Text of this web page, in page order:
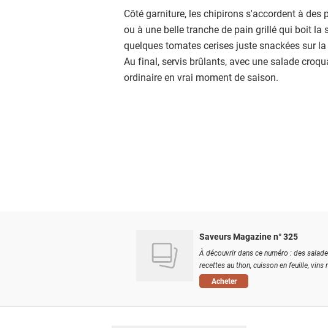
Côté garniture, les chipirons s'accordent à des
ou à une belle tranche de pain grillé qui boit la
quelques tomates cerises juste snackées sur
Au final, servis brûlants, avec une salade
ordinaire en vrai moment de saison.
Saveurs Magazine n° 325
À découvrir dans ce numéro : des
recettes au thon, cuisson en feuille, vins
Acheter